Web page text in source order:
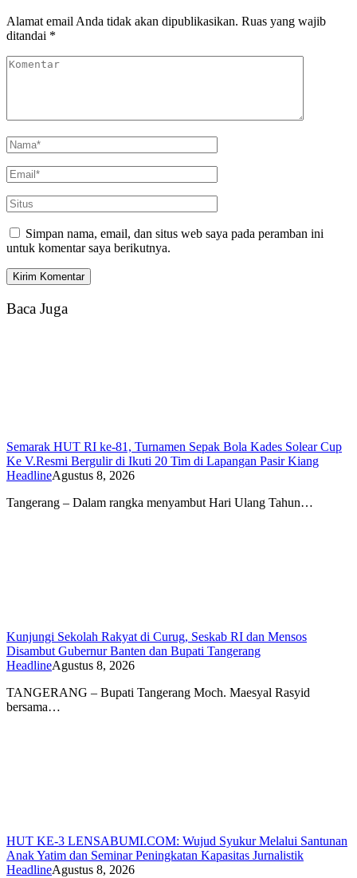
Alamat email Anda tidak akan dipublikasikan. Ruas yang wajib
ditandai *
Simpan nama, email, dan situs web saya pada peramban ini
untuk komentar saya berikutnya.
Baca Juga
Semarak HUT RI ke-81, Turnamen Sepak Bola Kades Solear Cup
Ke V.Resmi Bergulir di Ikuti 20 Tim di Lapangan Pasir Kiang
HeadlineAgustus 8, 2026
Tangerang – Dalam rangka menyambut Hari Ulang Tahun…
Kunjungi Sekolah Rakyat di Curug, Seskab RI dan Mensos
Disambut Gubernur Banten dan Bupati Tangerang
HeadlineAgustus 8, 2026
TANGERANG – Bupati Tangerang Moch. Maesyal Rasyid
bersama…
HUT KE-3 LENSABUMI.COM: Wujud Syukur Melalui Santunan
Anak Yatim dan Seminar Peningkatan Kapasitas Jurnalistik
HeadlineAgustus 8, 2026